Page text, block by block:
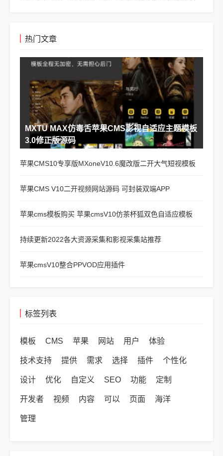
热门文章
MXTU MAX仿毒舌苹果CMS影视自适应主题模板
3.0修正版源码
苹果CMS10专享版MXoneV10.6魔改版二开大气短视模板
苹果CMS V10二开视频网站源码 可封装双端APP
苹果cms模板购买 苹果cmsV10仿茶杯狐双色自适应模板
持续更新2022各大资源采集和影视采集站推荐
苹果cmsV10整合PPVOD应用插件
标签列表
模板 CMS 苹果 网站 用户 体验
技术支持 提供 需求 选择 插件 个性化
设计 优化 自定义 SEO 功能 定制
开发者 视频 内容 可以 页面 海洋
管理